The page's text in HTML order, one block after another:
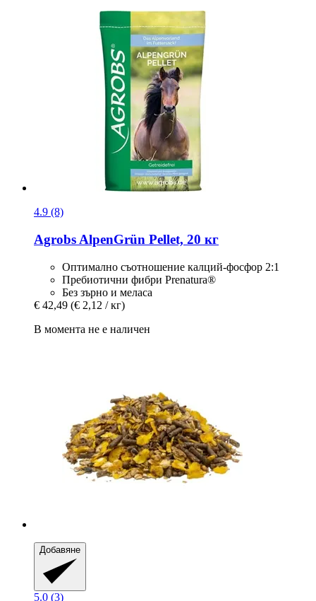
4.9 (8)
Agrobs AlpenGrün Pellet, 20 кг
Оптимално съотношение калций-фосфор 2:1
Пребиотични фибри Prenatura®
Без зърно и меласа
€ 42,49 (€ 2,12 / кг)
В момента не е наличен
Добавяне
5.0 (3)